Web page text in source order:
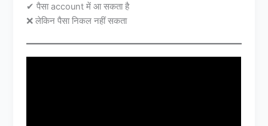
✔ पैसा account में आ सकता है
❌ लेकिन पैसा निकल नहीं सकता